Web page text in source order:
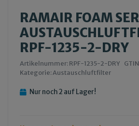
RAMAIR FOAM
RPF-1235-2-DRY
Artikelnummer:RPF-1235-2-DRY
Kategorie:Austauschluftfilter
Nur noch 2 auf Lager!